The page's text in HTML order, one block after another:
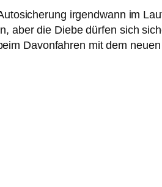
irgendwann im
aber die Diebe dürfen sich
Davonfahren mit dem